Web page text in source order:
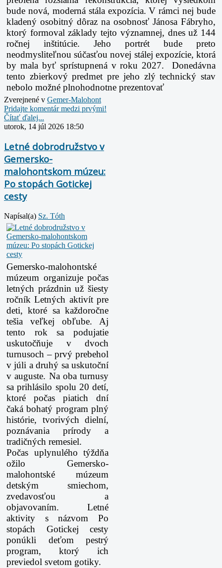
bude nová, moderná stála expozícia. V rámci nej bude
kladený osobitný dôraz na osobnosť Jánosa Fábryho,
ktorý formoval základy tejto významnej, dnes už 144
ročnej inštitúcie. Jeho portrét bude preto
neodmysliteľnou súčasťou novej stálej expozície, ktorá
by mala byť sprístupnená v roku 2027. Donedávna
tento zbierkový predmet pre jeho zlý technický stav
nebolo možné plnohodnotne prezentovať
Zverejnené v Gemer-Malohont
Pridajte komentár medzi prvými!
Čítať ďalej...
utorok, 14 júl 2026 18:50
Letné dobrodružstvo v
Gemersko-
malohontskom múzeu:
Po stopách Gotickej
cesty
Napísal(a) Sz. Tóth
Gemersko-malohontské
múzeum organizuje počas
letných prázdnin už šiesty
ročník Letných aktivít pre
deti, ktoré sa každoročne
tešia veľkej obľube. Aj
tento rok sa podujatie
uskutočňuje v dvoch
turnusoch – prvý prebehol
v júli a druhý sa uskutoční
v auguste. Na oba turnusy
sa prihlásilo spolu 20 detí,
ktoré počas piatich dní
čaká bohatý program plný
histórie, tvorivých dielní,
poznávania prírody a
tradičných remesiel.
Počas uplynulého týždňa
ožilo Gemersko-
malohontské múzeum
detským smiechom,
zvedavosťou a
objavovaním. Letné
aktivity s názvom Po
stopách Gotickej cesty
ponúkli deťom pestrý
program, ktorý ich
previedol svetom gotiky.